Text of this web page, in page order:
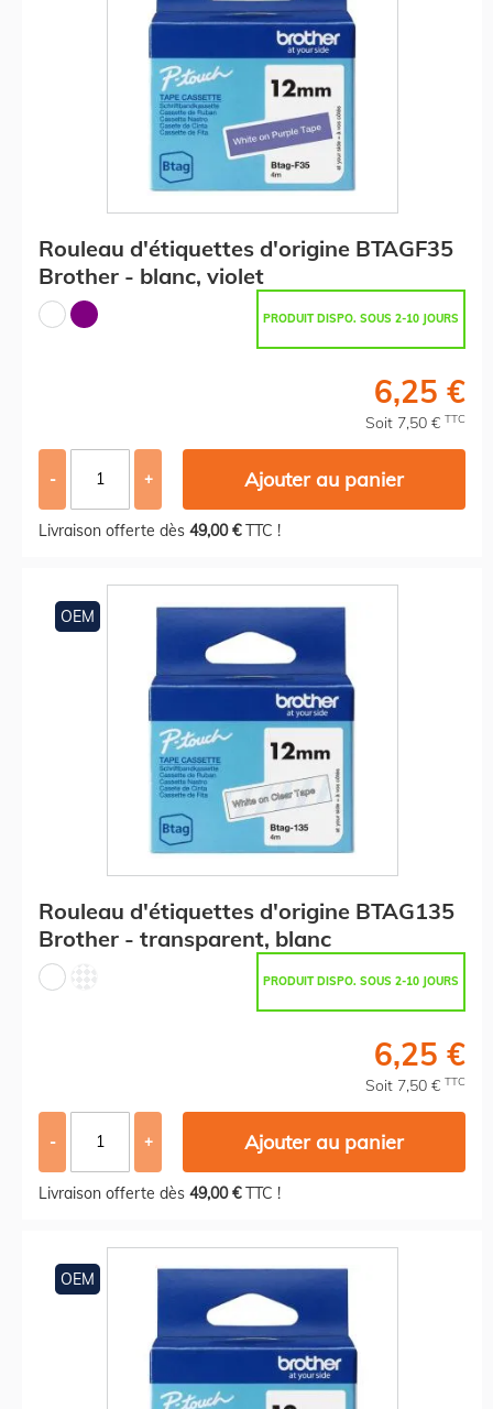
Rouleau d'étiquettes d'origine BTAGF35
Brother - blanc, violet
PRODUIT DISPO. SOUS 2-10 JOURS
6,25 €
Soit 7,50 € TTC
- + Ajouter au panier
Livraison offerte dès 49,00 €TTC !
OEM
Rouleau d'étiquettes d'origine BTAG135
Brother - transparent, blanc
PRODUIT DISPO. SOUS 2-10 JOURS
6,25 €
Soit 7,50 € TTC
- + Ajouter au panier
Livraison offerte dès 49,00 €TTC !
OEM